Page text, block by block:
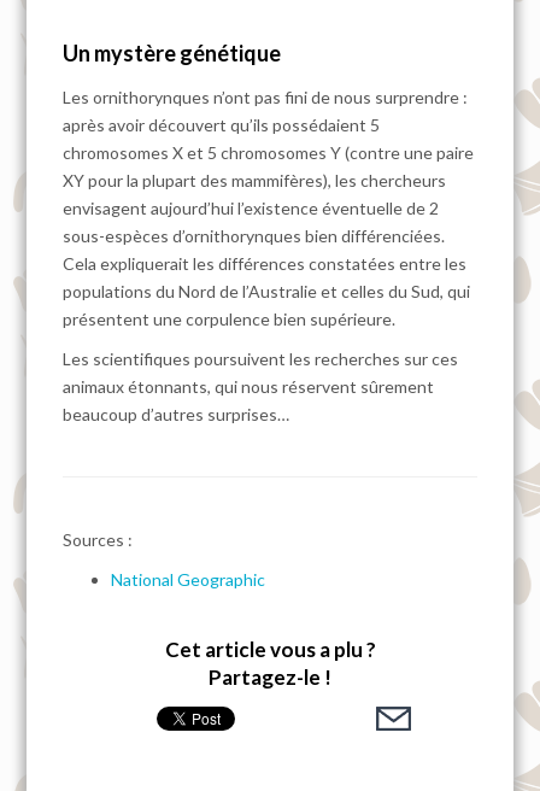
Un mystère génétique
Les ornithorynques n’ont pas fini de nous surprendre :
après avoir découvert qu’ils possédaient 5
chromosomes X et 5 chromosomes Y (contre une paire
XY pour la plupart des mammifères), les chercheurs
envisagent aujourd’hui l’existence éventuelle de 2
sous-espèces d’ornithorynques bien différenciées.
Cela expliquerait les différences constatées entre les
populations du Nord de l’Australie et celles du Sud, qui
présentent une corpulence bien supérieure.
Les scientifiques poursuivent les recherches sur ces
animaux étonnants, qui nous réservent sûrement
beaucoup d’autres surprises…
Sources :
National Geographic
Cet article vous a plu ?
Partagez-le !